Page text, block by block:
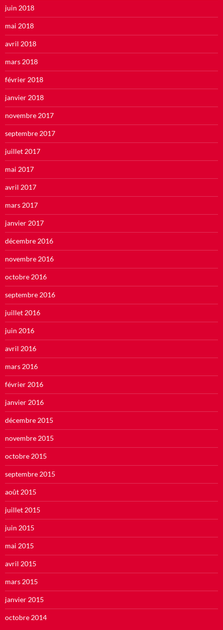
juin 2018
mai 2018
avril 2018
mars 2018
février 2018
janvier 2018
novembre 2017
septembre 2017
juillet 2017
mai 2017
avril 2017
mars 2017
janvier 2017
décembre 2016
novembre 2016
octobre 2016
septembre 2016
juillet 2016
juin 2016
avril 2016
mars 2016
février 2016
janvier 2016
décembre 2015
novembre 2015
octobre 2015
septembre 2015
août 2015
juillet 2015
juin 2015
mai 2015
avril 2015
mars 2015
janvier 2015
octobre 2014